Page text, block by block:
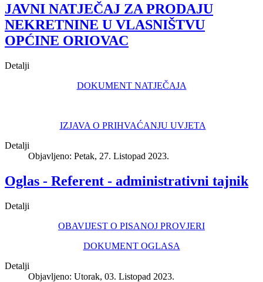
JAVNI NATJEČAJ ZA PRODAJU
NEKRETNINE U VLASNIŠTVU
OPĆINE ORIOVAC
Detalji
DOKUMENT NATJEČAJA
IZJAVA O PRIHVAĆANJU UVJETA
Detalji
Objavljeno: Petak, 27. Listopad 2023.
Oglas - Referent - administrativni tajnik
Detalji
OBAVIJEST O PISANOJ PROVJERI
DOKUMENT OGLASA
Detalji
Objavljeno: Utorak, 03. Listopad 2023.